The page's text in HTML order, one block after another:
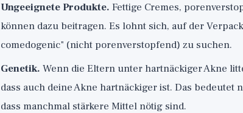
Ungeeignete Produkte. Fettige Cremes,
können dazu beitragen. Es lohnt sich, auf der
comedogenic" (nicht porenverstopfend) zu suchen.
Genetik. Wenn die Eltern unter hartnäckiger Akne
dass auch deine Akne hartnäckiger ist. Das
dass manchmal stärkere Mittel nötig sind.